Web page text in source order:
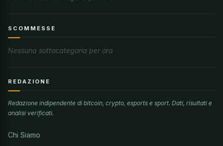
SCOMMESSE
Nessuna sottocategoria per ora
REDAZIONE
Redazione indipendente di bitcoin, crypto, esports e sport. Dati, risultati e
analisi verificati.
Chi Siamo